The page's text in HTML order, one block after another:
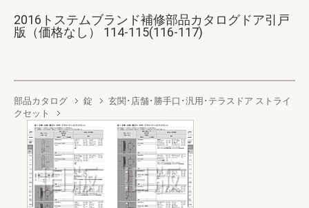
2016トステムブランド補修部品カタログドア引戸
版（価格なし） 114-115(116-117)
部品カタログ 錠
玄関･店舗･勝手口･汎用･テラスドア ストライ
クセット